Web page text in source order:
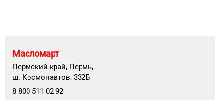
Масломарт
Пермский край, Пермь,
ш. Космонавтов, 332Б
8 800 511 02 92